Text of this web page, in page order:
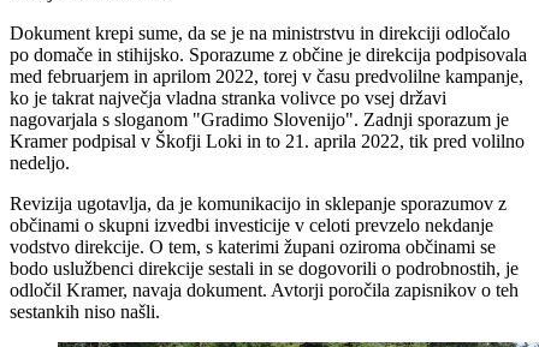
Dokument krepi sume, da se je na ministrstvu in direkciji odločalo
po domače in stihijsko. Sporazume z občine je direkcija podpisovala
med februarjem in aprilom 2022, torej v času predvolilne kampanje,
ko je takrat največja vladna stranka volivce po vsej državi
nagovarjala s sloganom "Gradimo Slovenijo". Zadnji sporazum je
Kramer podpisal v Škofji Loki in to 21. aprila 2022, tik pred volilno
nedeljo.
Revizija ugotavlja, da je komunikacijo in sklepanje sporazumov z
občinami o skupni izvedbi investicije v celoti prevzelo nekdanje
vodstvo direkcije. O tem, s katerimi župani oziroma občinami se
bodo uslužbenci direkcije sestali in se dogovorili o podrobnostih, je
odločil Kramer, navaja dokument. Avtorji poročila zapisnikov o teh
sestankih niso našli.